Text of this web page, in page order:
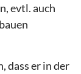
evtl. auch
dass er in der